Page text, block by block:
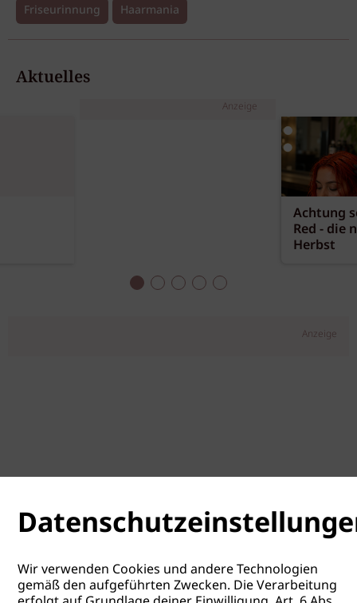
Friseurinnung
Haarmania
Aktuelles
Anzeige
Achtung
Red - die
Herbst
Anzeige
Wir verwenden Cookies und andere Technologien
gemäß den aufgeführten Zwecken. Die Verarbeitung